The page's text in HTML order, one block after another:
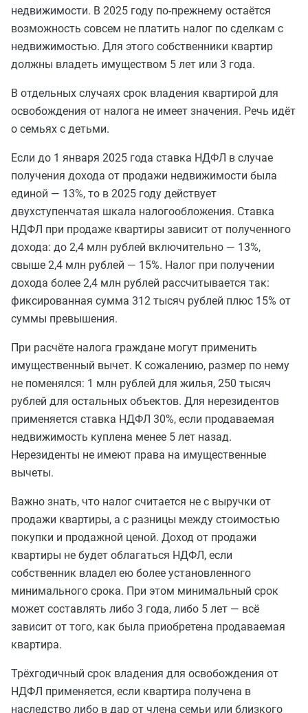
недвижимости. В 2025 году по-прежнему остаётся
возможность совсем не платить налог по сделкам с
недвижимостью. Для этого собственники квартир
должны владеть имуществом 5 лет или 3 года.
В отдельных случаях срок владения квартирой для
освобождения от налога не имеет значения. Речь идёт
о семьях с детьми.
Если до 1 января 2025 года ставка НДФЛ в случае
получения дохода от продажи недвижимости была
единой — 13%, то в 2025 году действует
двухступенчатая шкала налогообложения. Ставка
НДФЛ при продаже квартиры зависит от полученного
дохода: до 2,4 млн рублей включительно — 13%,
свыше 2,4 млн рублей — 15%. Налог при получении
дохода более 2,4 млн рублей рассчитывается так:
фиксированная сумма 312 тысяч рублей плюс 15% от
суммы превышения.
При расчёте налога граждане могут применить
имущественный вычет. К сожалению, размер по нему
не поменялся: 1 млн рублей для жилья, 250 тысяч
рублей для остальных объектов. Для нерезидентов
применяется ставка НДФЛ 30%, если продаваемая
недвижимость куплена менее 5 лет назад.
Нерезиденты не имеют права на имущественные
вычеты.
Важно знать, что налог считается не с выручки от
продажи квартиры, а с разницы между стоимостью
покупки и продажной ценой. Доход от продажи
квартиры не будет облагаться НДФЛ, если
собственник владел ею более установленного
минимального срока. При этом минимальный срок
может составлять либо 3 года, либо 5 лет — всё
зависит от того, как была приобретена продаваемая
квартира.
Трёхгодичный срок владения для освобождения от
НДФЛ применяется, если квартира получена в
наследство либо в дар от члена семьи или близкого